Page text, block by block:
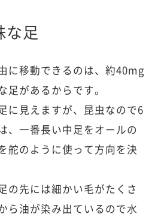
な足
に移動できるのは、約40mg
足があるからです。
に見えますが、昆虫なので6
、一番長い中足をオールの
舵のように使って方向を決
の先には細かい毛がたくさ
ら油が染み出ているので水